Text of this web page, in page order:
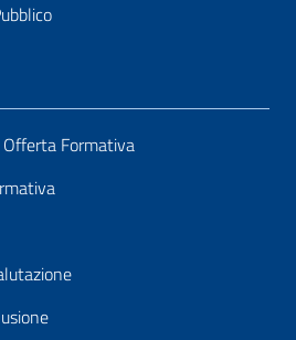
Offerta Formativa